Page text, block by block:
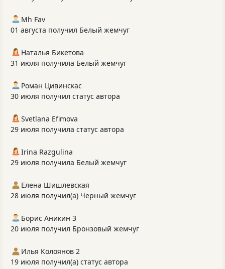
Mh Fav
01 августа получил Белый жемчуг
Наталья Бикетова
31 июля получила Белый жемчуг
Роман Цивинскас
30 июля получил статус автора
Svetlana Efimova
29 июля получила статус автора
Irina Razgulina
29 июля получила Белый жемчуг
Елена Шишлевская
28 июля получил(а) Черный жемчуг
Борис Аникин 3
20 июля получил Бронзовый жемчуг
Илья Колоянов 2
19 июля получил(а) статус автора